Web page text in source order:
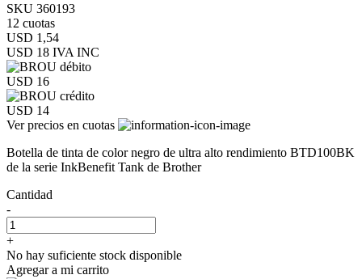
SKU 360193
12 cuotas
USD 1,54
USD 18 IVA INC
USD 16
USD 14
Ver precios en cuotas
Botella de tinta de color negro de ultra alto rendimiento BTD100BK
de la serie InkBenefit Tank de Brother
Cantidad
-
+
No hay suficiente stock disponible
Agregar a mi carrito